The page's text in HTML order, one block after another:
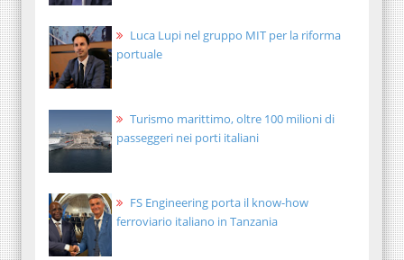
Luca Lupi nel gruppo MIT per la riforma
portuale
Turismo marittimo, oltre 100 milioni di
passeggeri nei porti italiani
FS Engineering porta il know-how
ferroviario italiano in Tanzania